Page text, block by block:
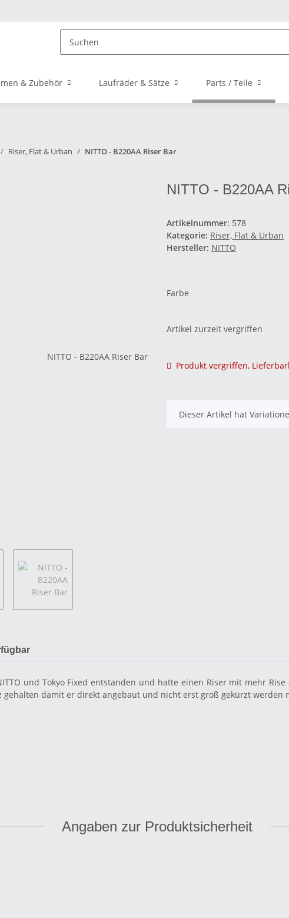
& Zubehör Laufräder & Sätze Parts / Teile
Riser, Flat & Urban NITTO - B220AA Riser Bar
NITTO - B220AA
Artikelnummer: 578
Kategorie: Riser, Flat & Urban
Hersteller: NITTO
Farbe
Artikel zurzeit vergriffen
Produkt vergriffen,
x
Dieser Artikel hat
und Tokyo Fixed entstanden und hatte einen Riser mit mehr
gehalten damit er direkt angebaut und nicht erst groß gekürzt werden
Angaben zur Produktsicherheit